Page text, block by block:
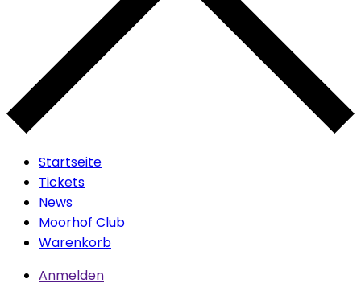
Startseite
Tickets
News
Moorhof Club
Warenkorb
Anmelden